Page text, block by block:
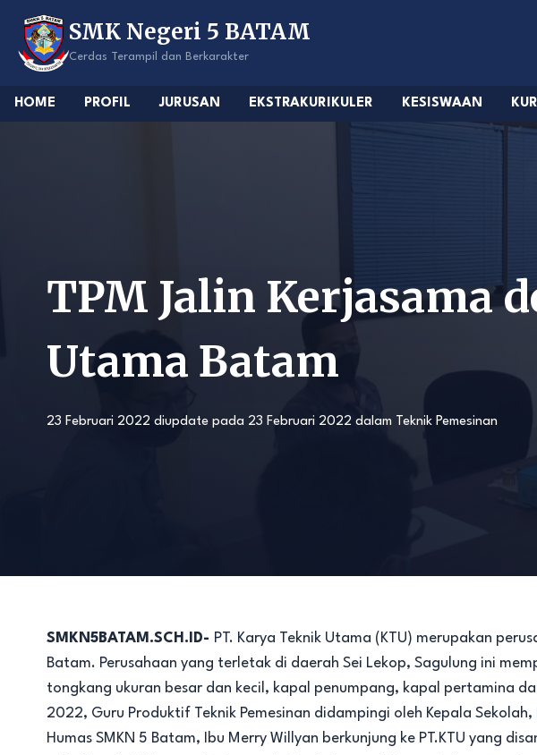
content
SMK Negeri 5 BATAM
Cerdas Terampil dan Berkarakter
HOME PROFIL JURUSAN EKSTRAKURIKULER KESISWAAN
TPM Jalin Kerjasama
Utama Batam
23 Februari 2022 diupdate pada 23 Februari 2022 dalam Teknik Pemesinan
SMKN5BATAM.SCH.ID- PT. Karya Teknik Utama (KTU) merupakan
Batam. Perusahaan yang terletak di daerah Sei Lekop, Sagulung ini
tongkang ukuran besar dan kecil, kapal penumpang, kapal pertamina
2022, Guru Produktif Teknik Pemesinan didampingi oleh Kepala Sekolah,
Humas SMKN 5 Batam, Ibu Merry Willyan berkunjung ke PT.KTU yang